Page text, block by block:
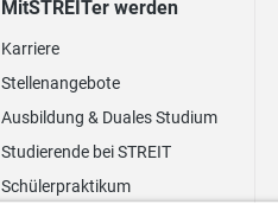
MitSTREITer werden
Karriere
Stellenangebote
Ausbildung & Duales Studium
Studierende bei STREIT
Schülerpraktikum